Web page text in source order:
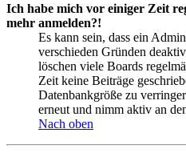
Ich habe mich vor einiger Zeit
mehr anmelden?!
Es kann sein, dass ein
verschieden Gründen
löschen viele Boards
Zeit keine Beiträge
Datenbankgröße zu
erneut und nimm aktiv an
Nach oben